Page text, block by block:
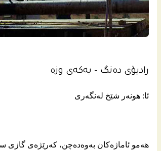
رادیۆی ده‌نگ - یه‌كه‌ی وزه‌
ئا: هونه‌ر شێخ له‌نگه‌ری
هه‌مو ئاماژه‌كان به‌وه‌ده‌چن، كه‌رێژه‌ى گازى